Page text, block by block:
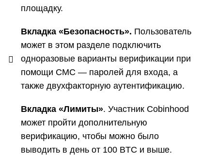
площадку.
Вкладка «Безопасность». Пользователь
может в этом разделе подключить
одноразовые варианты верификации при
помощи СМС — паролей для входа, а
также двухфакторную аутентификацию.
Вкладка «Лимиты». Участник Cobinhood
может пройти дополнительную
верификацию, чтобы можно было
выводить в день от 100 BTC и выше.